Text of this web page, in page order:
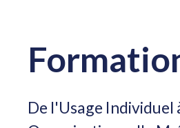
De l'Usage